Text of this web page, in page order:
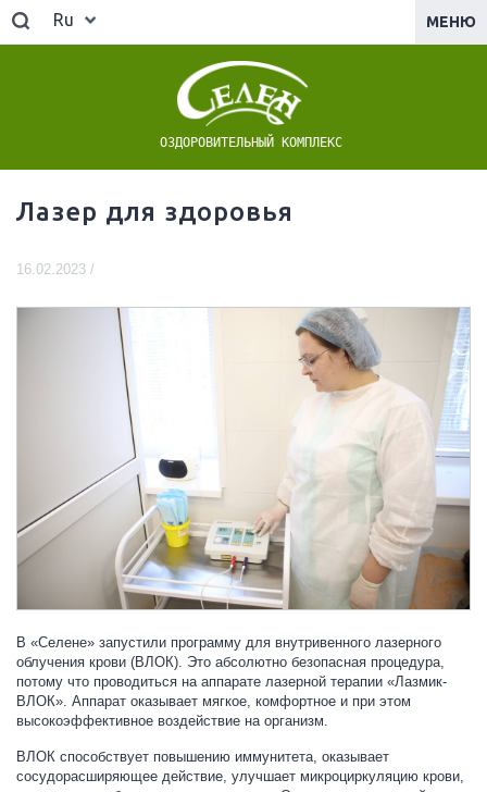
Ru МЕНЮ
ОЗДОРОВИТЕЛЬНЫЙ КОМПЛЕКС
Лазер для здоровья
16.02.2023 /
В «Селене» запустили программу для внутривенного лазерного
облучения крови (ВЛОК). Это абсолютно безопасная процедура,
потому что проводиться на аппарате лазерной терапии «Лазмик-
ВЛОК». Аппарат оказывает мягкое, комфортное и при этом
высокоэффективное воздействие на организм.
ВЛОК способствует повышению иммунитета, оказывает
сосудорасширяющее действие, улучшает микроциркуляцию крови,